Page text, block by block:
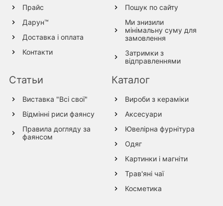
Прайс
Дарун™
Доставка і оплата
Контакти
Пошук по сайту
Ми знизили
мінімальну суму для
замовлення
Затримки з
відправленнями
Статьи
Виставка "Всі свої"
Відмінні риси фаянсу
Правила догляду за
фаянсом
Каталог
Вироби з кераміки
Аксесуари
Ювелірна фурнітура
Одяг
Картинки і магніти
Трав'яні чаї
Косметика